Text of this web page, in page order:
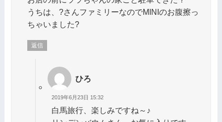
うちは、?さんファミリーなのでMINIのお腹擦っ
ちゃいました?
返信
ひろ
2019年6月23日 15:32
白馬旅行、楽しみですね～♪